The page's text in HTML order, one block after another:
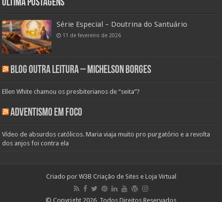
Ultima Postagens
Série Especial – Doutrina do Santuário
11 de fevereiro de 2026
Blog Outra Leitura – Michelson Borges
Ellen White chamou os presbiterianos de “seita”?
Adventismo em Foco
Vídeo de absurdos católicos. Maria viaja muito pro purgatório e a revolta
dos anjos foi contra ela
Criado por W3B Criação de Sites e Loja Virtual
© Copyright 2026, Todos Direitos Reservados